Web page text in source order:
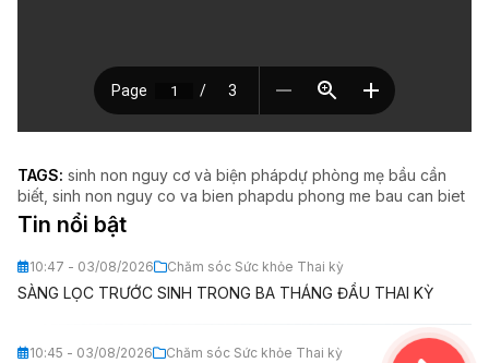
TAGS: sinh non nguy cơ và biện phápdự phòng mẹ bầu cần
biết sinh non nguy co va bien phapdu phong me bau can biet
Tin nổi bật
10:47 - 03/08/2026 Chăm sóc Sức khỏe Thai kỳ
SÀNG LỌC TRƯỚC SINH TRONG BA THÁNG ĐẦU THAI KỲ
10:45 - 03/08/2026 Chăm sóc Sức khỏe Thai kỳ